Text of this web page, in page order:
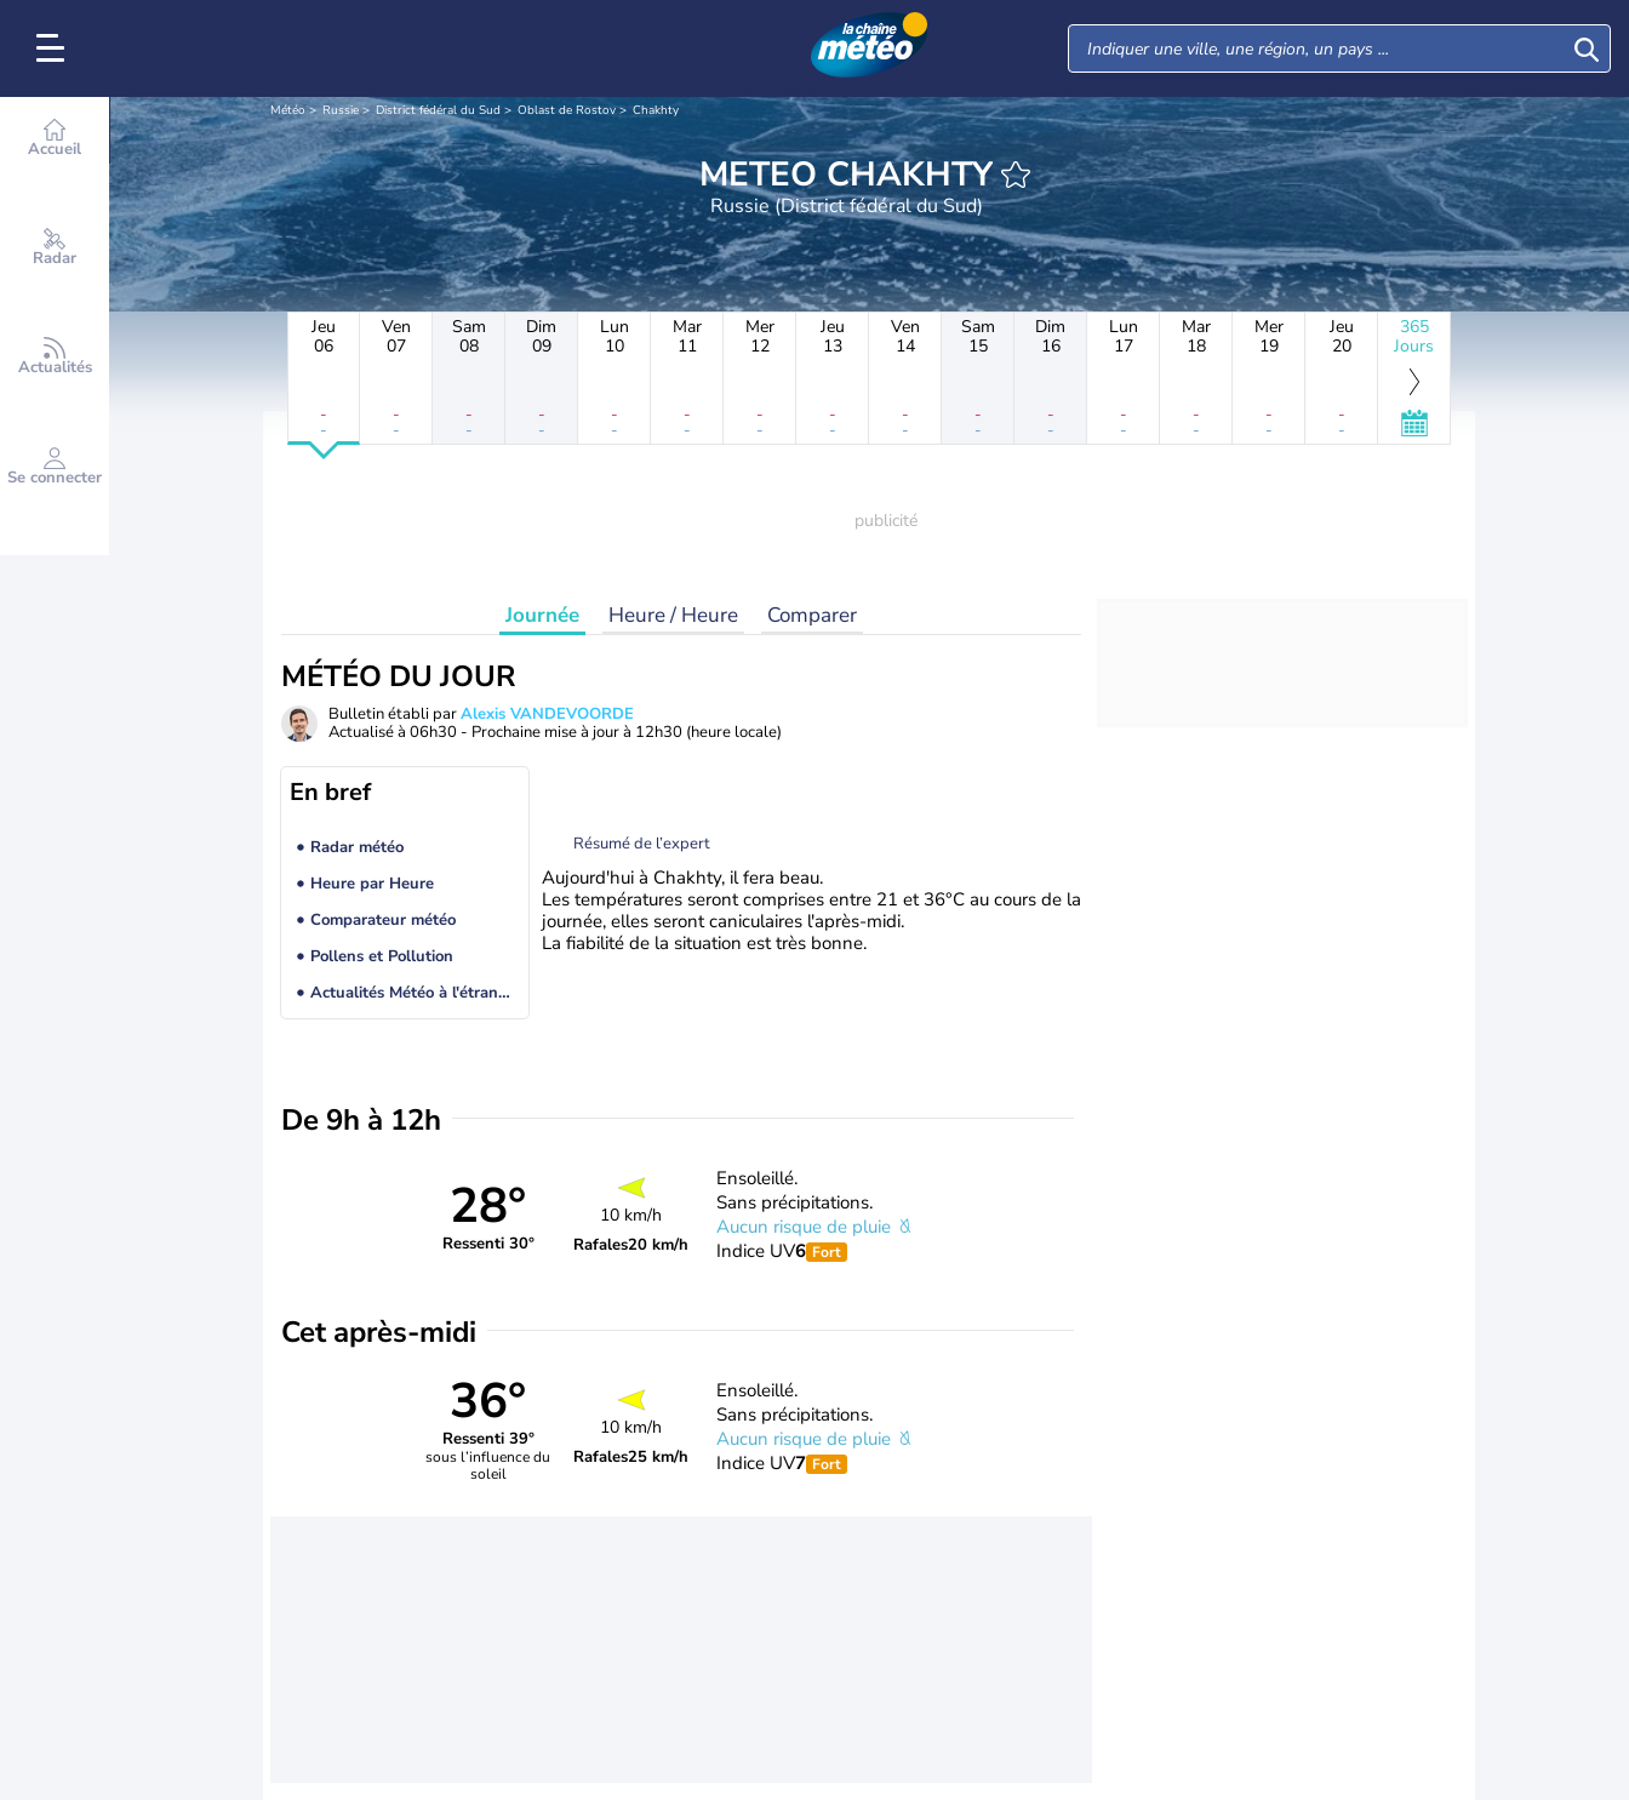
Accueil
Radar
Actualités
Se connecter
Météo Russie District fédéral du Sud Oblast de Rostov Chakhty
METEO CHAKHTY
Russie (District fédéral du Sud)
Jeu
06
-
-
Ven
07
-
-
Sam
08
-
-
Dim
09
-
-
Lun
10
-
-
Mar
11
-
-
Mer
12
-
-
Jeu
13
-
-
Ven
14
-
-
Sam
15
-
-
Dim
16
-
-
Lun
17
-
-
Mar
18
-
-
Mer
19
-
-
Jeu
20
-
-
365
Jours
Journée Heure / Heure Comparer
MÉTÉO DU JOUR
Bulletin établi parAlexis VANDEVOORDE
Actualisé à 06h30 - Prochaine mise à jour à 12h30 (heure locale)
En bref
Radar météo
Heure par Heure
Comparateur météo
Pollens et Pollution
Actualités Météo à l'étranger
Résumé de l’expert
Aujourd'hui à Chakhty, il fera beau.
Les températures seront comprises entre 21 et 36°C au cours de la
journée, elles seront caniculaires l'après-midi.
La fiabilité de la situation est très bonne.
De 9h à 12h
28°
Ressenti 30°
10 km/h
Rafales20 km/h
Ensoleillé.
Sans précipitations.
Aucun risque de pluie
Indice UV6 Fort
Cet après-midi
36°
Ressenti 39°
sous l’influence du
soleil
10 km/h
Rafales25 km/h
Ensoleillé.
Sans précipitations.
Aucun risque de pluie
Indice UV7 Fort